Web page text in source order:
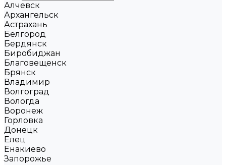
Алчевск
Архангельск
Астрахань
Белгород
Бердянск
Биробиджан
Благовещенск
Брянск
Владимир
Волгоград
Вологда
Воронеж
Горловка
Донецк
Елец
Енакиево
Запорожье